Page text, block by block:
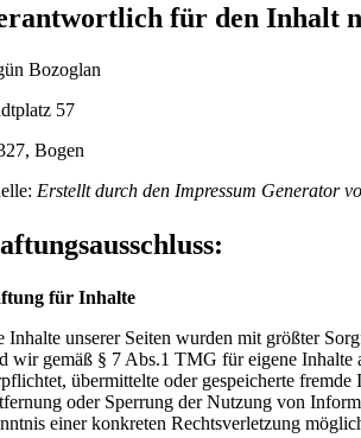
für den Inhalt
Bozoglan
57
Bogen
Erstellt durch den Impressum Generator
für Inhalte
Inhalte unserer Seiten wurden mit größter
wir gemäß § 7 Abs.1 TMG für eigene Inhalte
übermittelte oder gespeicherte
oder Sperrung der Nutzung von
einer konkreten Rechtsverletzung